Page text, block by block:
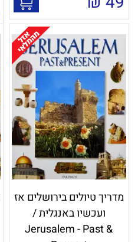
מדריך טיולים בירושלים אז
ועכשיו באנגלית /
Jerusalem - Past &